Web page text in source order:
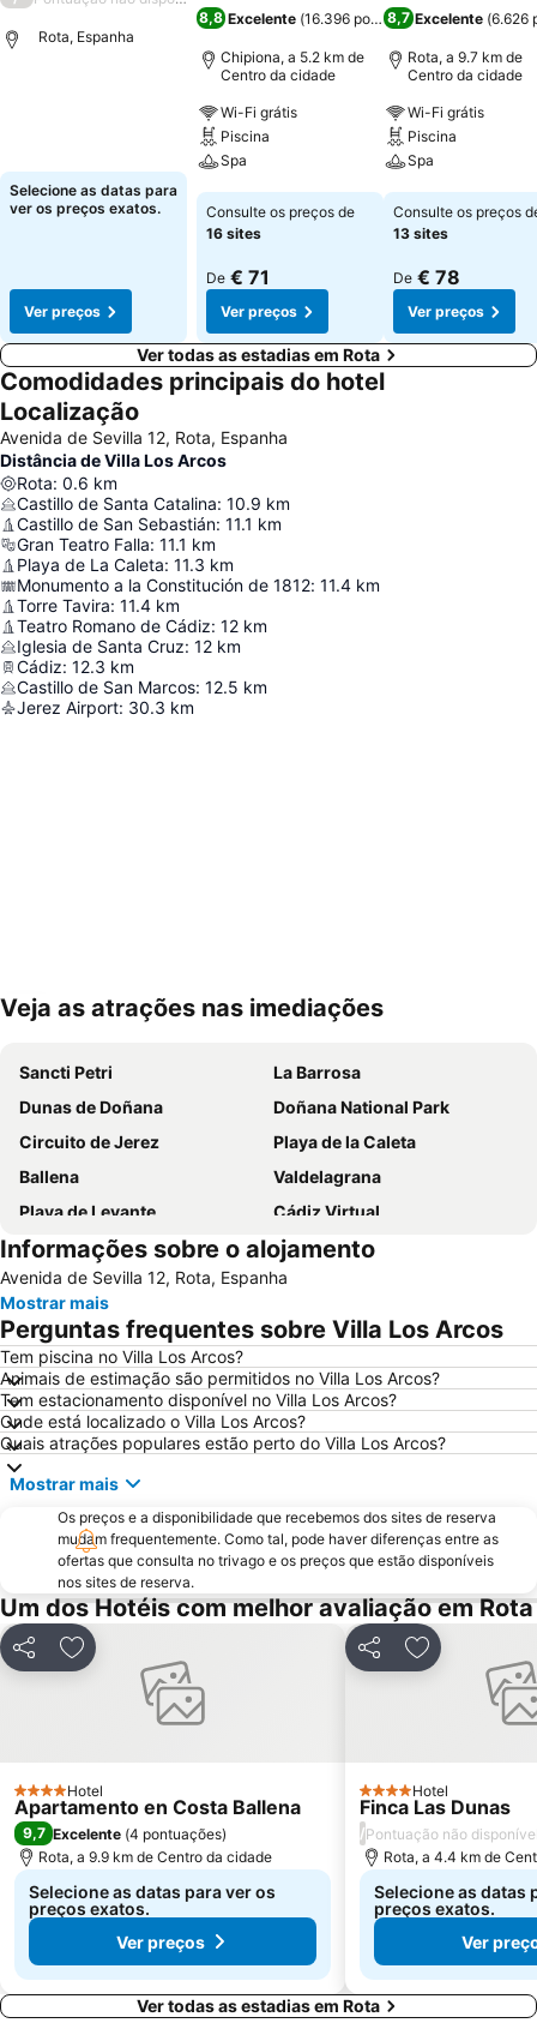
Rota, Espanha
Selecione as datas para
ver os preços exatos.
Ver preços
8,8 Excelente (16.396 pontuações)
Chipiona, a 5.2 km de
Centro da cidade
Wi-Fi grátis
Piscina
Spa
Ver preços
Consulte os preços de
16 sites
De € 71
Ver preços
8,7 Excelente (6.626
Rota, a 9.7 km de
Centro da cidade
Wi-Fi grátis
Piscina
Spa
Ver preços
Consulte os preços
13 sites
De € 78
Ver preços
Ver todas as estadias em Rota
Comodidades principais do hotel
Localização
Avenida de Sevilla 12, Rota, Espanha
Distância de Villa Los Arcos
Rota: 0.6 km
Castillo de Santa Catalina: 10.9 km
Castillo de San Sebastián: 11.1 km
Gran Teatro Falla: 11.1 km
Playa de La Caleta: 11.3 km
Monumento a la Constitución de 1812: 11.4 km
Torre Tavira: 11.4 km
Teatro Romano de Cádiz: 12 km
Iglesia de Santa Cruz: 12 km
Cádiz: 12.3 km
Castillo de San Marcos: 12.5 km
Jerez Airport: 30.3 km
Ampliar mapa
Veja as atrações nas imediações
Sancti Petri
La Barrosa
Dunas de Doñana
Doñana National Park
Circuito de Jerez
Playa de la Caleta
Ballena
Valdelagrana
Playa de Levante
Cádiz Virtual
El Puerto de Santa María Basin
Puerto de la Bahía de Cádiz
Roche
Estación de Ferrocarril de Cádiz
Victoria Beach
Fuente del Gallo
El Rompidillo
La Ballena
Ayuntamiento
Playa de la Calzada
Feria del Caballo
La Fontanilla
Cortadura Beach
Castillo de Sancti Petri
Carabela La Niña
Cruz del Mar
El Portal
Catedral de Jerez de la Frontera
La Albarizuela o San Pedro
El Torno
Baluarte de la Candelaria
Parque Natural Bahía de Cádiz
Playa El Chato
Parque Comercial Bahía Sur
Barrio de la Atalaya
club de padel jacaranda
Estación de Autobuses
Barrio de las Casitas
De las Tres Piedras
Calle Ancha
Plaza de España
Puerto de Chipiona
Río San Pedro
Informações sobre o alojamento
Avenida de Sevilla 12, Rota, Espanha
Mostrar mais
Perguntas frequentes sobre Villa Los Arcos
Tem piscina no Villa Los Arcos?
Animais de estimação são permitidos no Villa Los Arcos?
Tem estacionamento disponível no Villa Los Arcos?
Onde está localizado o Villa Los Arcos?
Quais atrações populares estão perto do Villa Los Arcos?
Mostrar mais
Os preços e a disponibilidade que recebemos dos sites de reserva
mudam frequentemente. Como tal, pode haver diferenças entre as
ofertas que consulta no trivago e os preços que estão disponíveis
nos sites de reserva.
Um dos Hotéis com melhor avaliação em Rota
PartilharAdicionar aos favoritos
4 Estrelas
Hotel
Apartamento en Costa Ballena
9,7 Excelente (4 pontuações)
Rota, a 9.9 km de Centro da cidade
Selecione as datas para ver os
preços exatos.
Ver preços
PartilharAdicionar
4 Estrelas
Hotel
Finca Las Dunas
/Pontuação não
Rota, a 4.4 km de
Selecione as datas
preços exatos.
Ver
Ver todas as estadias em Rota